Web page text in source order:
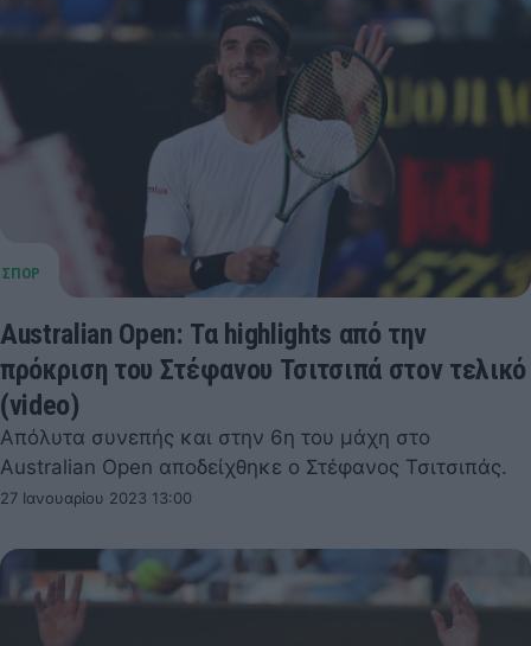
Australian Open: Τα highlights από την
πρόκριση του Στέφανου Τσιτσιπά στον τελικό
(video)
Απόλυτα συνεπής και στην 6η του μάχη στο
Australian Open αποδείχθηκε ο Στέφανος Τσιτσιπάς.
27 Ιανουαρίου 2023 13:00